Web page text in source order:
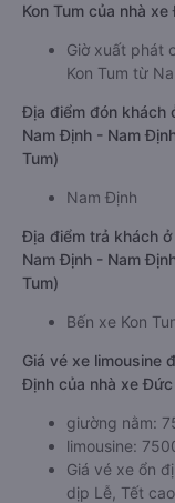
Kon Tum của nhà
Giờ xuất phát
Kon Tum từ
Địa điểm đón khách
Nam Định - Nam
Tum)
Nam Định
Địa điểm trả khách ở
Nam Định - Nam
Tum)
Bến xe Kon
Giá vé xe limousine
Định của nhà xe Đức
giường nằm:
limousine:
Giá vé xe ổn
dịp Lễ, Tết